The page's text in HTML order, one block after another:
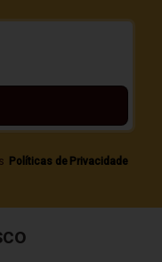
Políticas de Privacidade